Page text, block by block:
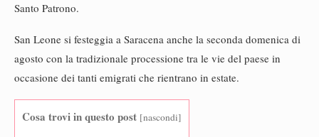
Santo Patrono.
San Leone si festeggia a Saracena anche la seconda domenica di
agosto con la tradizionale processione tra le vie del paese in
occasione dei tanti emigrati che rientrano in estate.
Cosa trovi in questo post [nascondi]